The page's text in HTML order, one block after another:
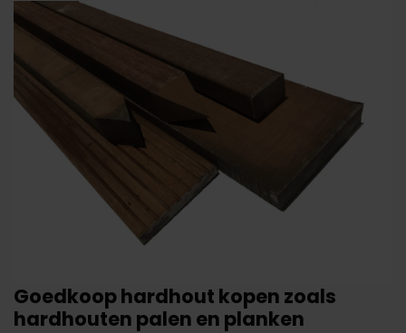
Goedkoop hardhout kopen zoals
hardhouten palen en planken